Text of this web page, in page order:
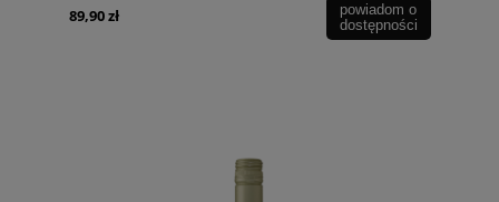
89,90 zł
powiadom o
dostępności